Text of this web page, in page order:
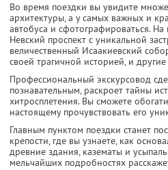
Во время поездки вы увидите
архитектуры, а у самых важных и
автобуса и сфотографироваться.
Невский проспект с уникальной
величественный Исаакиевский
своей трагичной историей, и
Профессиональный экскурсовод
познавательным, раскроет тайны
хитросплетения. Вы сможете
настоящему прочувствовать его
Главным пунктом поездки станет
крепости, где вы узнаете, как
древние здания, казематы и
мельчайших подробностях